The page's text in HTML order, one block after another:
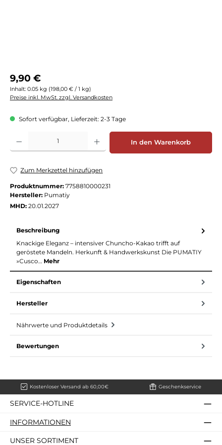
Regulärer Preis:
9,90 €
Inhalt: 0.05 kg (198,00 € / 1 kg)
Preise inkl. MwSt. zzgl. Versandkosten
Sofort verfügbar, Lieferzeit: 2-3 Tage
Produkt Anzahl: Gib den gewünschten Wert ein oder benutze die
In den Warenkorb
Zum Merkzettel hinzufügen
Produktnummer: 7758810000231
Hersteller: Pumatiy
MHD: 20.01.2027
Beschreibung
Knackige Eleganz – intensiver Chuncho-Kakao trifft auf
geröstete Mandeln. Herkunft & Handwerkskunst Die PUMATIY
»Cusco… Mehr
Eigenschaften
Hersteller
Nährwerte und Produktdetails
Bewertungen
Kostenloser Versand ab 60,00€ Geschenkservice
SERVICE-HOTLINE
INFORMATIONEN
UNSER SORTIMENT